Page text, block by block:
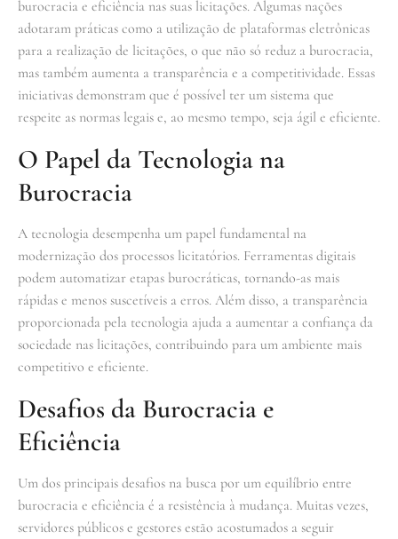
burocracia e eficiência nas suas licitações. Algumas nações
adotaram práticas como a utilização de plataformas eletrônicas
para a realização de licitações, o que não só reduz a burocracia,
mas também aumenta a transparência e a competitividade. Essas
iniciativas demonstram que é possível ter um sistema que
respeite as normas legais e, ao mesmo tempo, seja ágil e eficiente.
O Papel da Tecnologia na
Burocracia
A tecnologia desempenha um papel fundamental na
modernização dos processos licitatórios. Ferramentas digitais
podem automatizar etapas burocráticas, tornando-as mais
rápidas e menos suscetíveis a erros. Além disso, a transparência
proporcionada pela tecnologia ajuda a aumentar a confiança da
sociedade nas licitações, contribuindo para um ambiente mais
competitivo e eficiente.
Desafios da Burocracia e
Eficiência
Um dos principais desafios na busca por um equilíbrio entre
burocracia e eficiência é a resistência à mudança. Muitas vezes,
servidores públicos e gestores estão acostumados a seguir